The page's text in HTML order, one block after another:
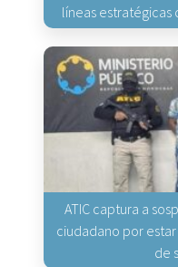
líneas estratégicas
ATIC captura a
ciudadano por
de